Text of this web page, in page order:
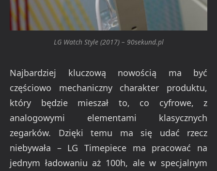
LG Watch Style (2017) – 90sekund.pl
Najbardziej kluczową nowością ma być
częściowo mechaniczny charakter produktu,
który będzie mieszał to, co cyfrowe, z
analogowymi elementami klasycznych
zegarków. Dzięki temu ma się udać rzecz
niebywała – LG Timepiece ma pracować na
jednym ładowaniu aż 100h, ale w specjalnym